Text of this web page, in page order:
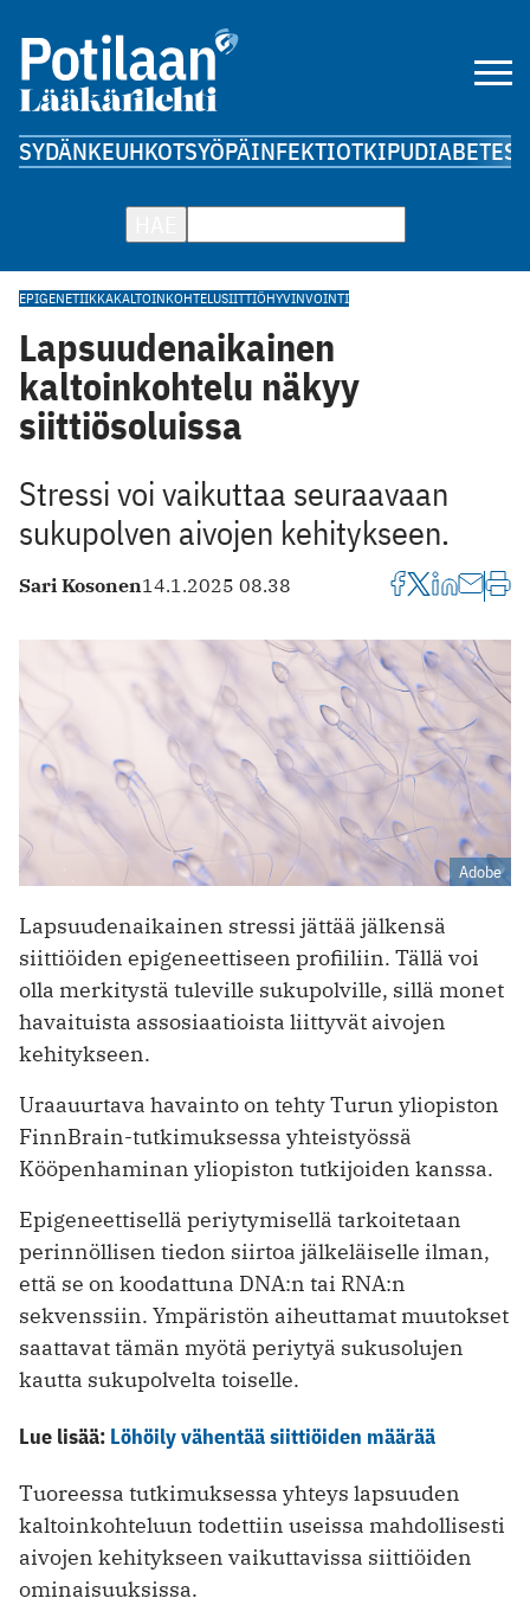
SYDÄNKEUHKOTSYÖPÄINFEKTIOTKIPUDIABETES
EPIGENETIIKKAKALTOINKOHTELUSIITTIÖHYVINVOINTI
Lapsuudenaikainen
kaltoinkohtelu näkyy
siittiösoluissa
Stressi voi vaikuttaa seuraavaan
sukupolven aivojen kehitykseen.
Sari Kosonen14.1.2025 08.38
Adobe
Lapsuudenaikainen stressi jättää jälkensä
siittiöiden epigeneettiseen profiiliin. Tällä voi
olla merkitystä tuleville sukupolville, sillä monet
havaituista assosiaatioista liittyvät aivojen
kehitykseen.
Uraauurtava havainto on tehty Turun yliopiston
FinnBrain-tutkimuksessa yhteistyössä
Kööpenhaminan yliopiston tutkijoiden kanssa.
Epigeneettisellä periytymisellä tarkoitetaan
perinnöllisen tiedon siirtoa jälkeläiselle ilman,
että se on koodattuna DNA:n tai RNA:n
sekvenssiin. Ympäristön aiheuttamat muutokset
saattavat tämän myötä periytyä sukusolujen
kautta sukupolvelta toiselle.
Lue lisää: Löhöily vähentää siittiöiden määrää
Tuoreessa tutkimuksessa yhteys lapsuuden
kaltoinkohteluun todettiin useissa mahdollisesti
aivojen kehitykseen vaikuttavissa siittiöiden
ominaisuuksissa.